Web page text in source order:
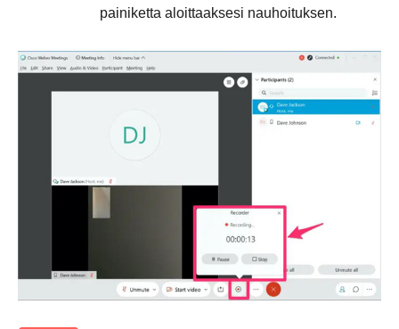
painiketta aloittaaksesi nauhoituksen.